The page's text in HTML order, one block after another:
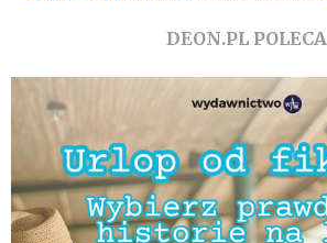
DEON.PL POLECA